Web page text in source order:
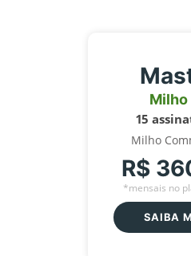
Milho
15
Milho
R$
*mensais no
SAIBA